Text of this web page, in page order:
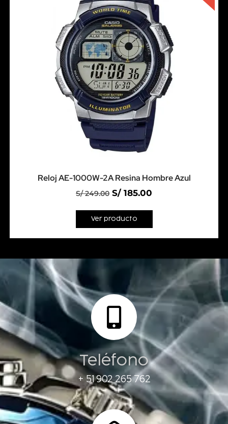
Reloj AE-1000W-2A Resina Hombre Azul
S/249.00 S/ 185.00
Ver producto
Teléfono
+ 51 902 265 762